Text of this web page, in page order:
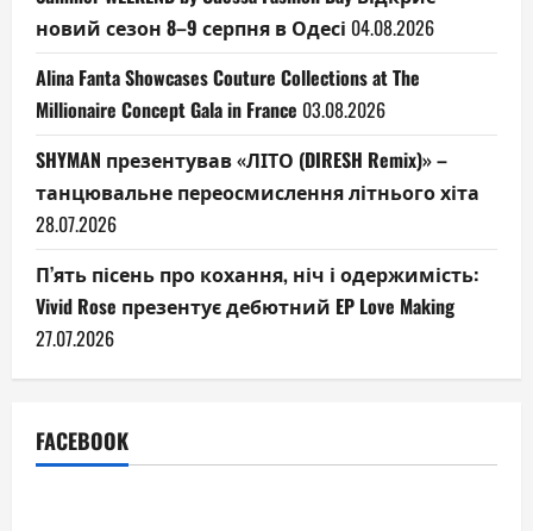
новий сезон 8–9 серпня в Одесі 04.08.2026
Alina Fanta Showcases Couture Collections at The
Millionaire Concept Gala in France 03.08.2026
SHYMAN презентував «ЛІТО (DIRESH Remix)» –
танцювальне переосмислення літнього хіта
28.07.2026
П’ять пісень про кохання, ніч і одержимість:
Vivid Rose презентує дебютний EP Love Making
27.07.2026
FACEBOOK